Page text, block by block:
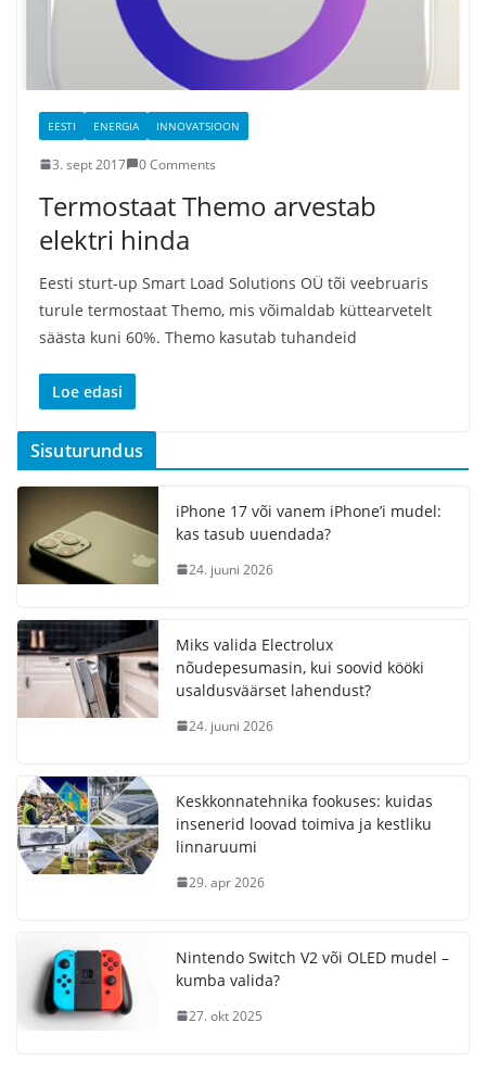
EESTI ENERGIA INNOVATSIOON
3. sept 2017 0 Comments
Termostaat Themo arvestab
elektri hinda
Eesti sturt-up Smart Load Solutions OÜ tõi veebruaris
turule termostaat Themo, mis võimaldab küttearvetelt
säästa kuni 60%. Themo kasutab tuhandeid
Loe edasi
Sisuturundus
iPhone 17 või vanem iPhone’i mudel:
kas tasub uuendada?
24. juuni 2026
Miks valida Electrolux
nõudepesumasin, kui soovid kööki
usaldusväärset lahendust?
24. juuni 2026
Keskkonnatehnika fookuses: kuidas
insenerid loovad toimiva ja kestliku
linnaruumi
29. apr 2026
Nintendo Switch V2 või OLED mudel –
kumba valida?
27. okt 2025